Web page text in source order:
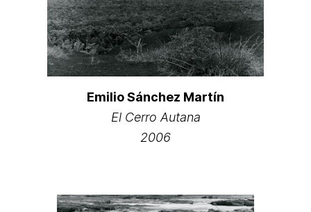
Emilio Sánchez Martín
El Cerro Autana
2006